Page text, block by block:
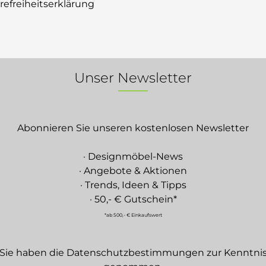
Unser Newsletter
Abonnieren Sie unseren kostenlosen Newsletter
· Designmöbel-News
· Angebote & Aktionen
· Trends, Ideen & Tipps
· 50,- € Gutschein*
*ab 500,- € Einkaufswert
Sie haben die Datenschutzbestimmungen zur